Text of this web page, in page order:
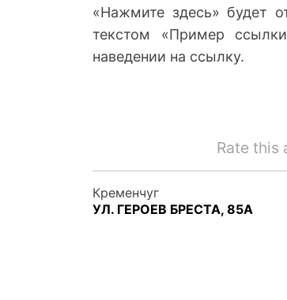
«Нажмите здесь» будет
текстом «Пример
наведении на ссылку.
Rate this
Кременчуг
УЛ. ГЕРОЕВ БРЕСТА, 85А